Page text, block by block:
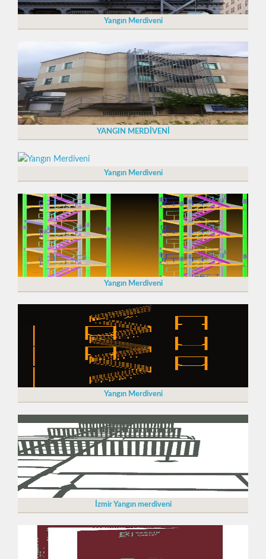
Yangın Merdiveni
YANGIN MERDİVENİ
Yangın Merdiveni
Yangın Merdiveni
Yangın Merdiveni
İzmir Yangın merdiveni